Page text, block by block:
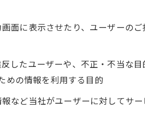
面に表示させたり、ユーザーの
したユーザーや、不正・不当な
めの情報を利用する目的
など当社がユーザーに対してサ